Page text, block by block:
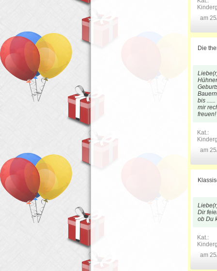
am
Die
bis
mir
freuen!
Kat.:
am
Dir
ob Du
Kat.:
am